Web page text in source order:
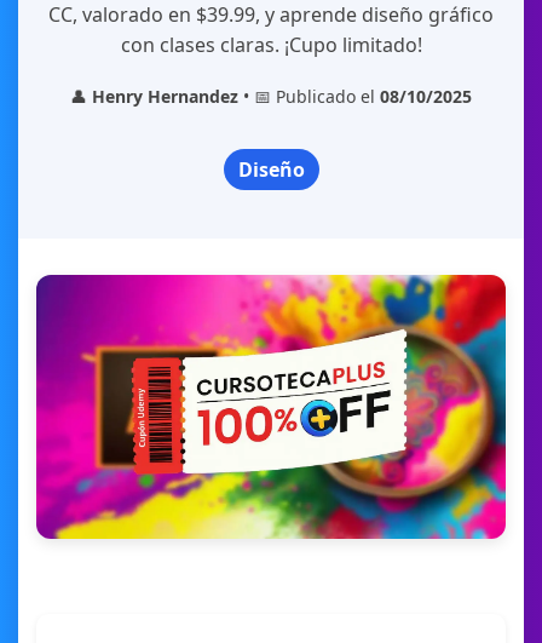
CC, valorado en $39.99, y aprende diseño gráfico
con clases claras. ¡Cupo limitado!
👤 Henry Hernandez • 📅 Publicado el 08/10/2025
Diseño